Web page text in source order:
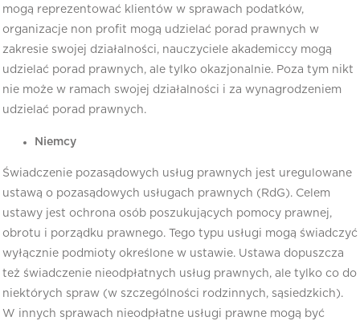
mogą reprezentować klientów w sprawach podatków,
organizacje non profit mogą udzielać porad prawnych w
zakresie swojej działalności, nauczyciele akademiccy mogą
udzielać porad prawnych, ale tylko okazjonalnie. Poza tym nikt
nie może w ramach swojej działalności i za wynagrodzeniem
udzielać porad prawnych.
Niemcy
Świadczenie pozasądowych usług prawnych jest uregulowane
ustawą o pozasądowych usługach prawnych (RdG). Celem
ustawy jest ochrona osób poszukujących pomocy prawnej,
obrotu i porządku prawnego. Tego typu usługi mogą świadczyć
wyłącznie podmioty określone w ustawie. Ustawa dopuszcza
też świadczenie nieodpłatnych usług prawnych, ale tylko co do
niektórych spraw (w szczególności rodzinnych, sąsiedzkich).
W innych sprawach nieodpłatne usługi prawne mogą być